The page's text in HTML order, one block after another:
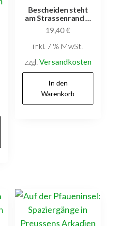
Bescheiden steht
am Strassenrand …
19,40€
inkl. 7 % MwSt.
zzgl. Versandkosten
In den
Warenkorb